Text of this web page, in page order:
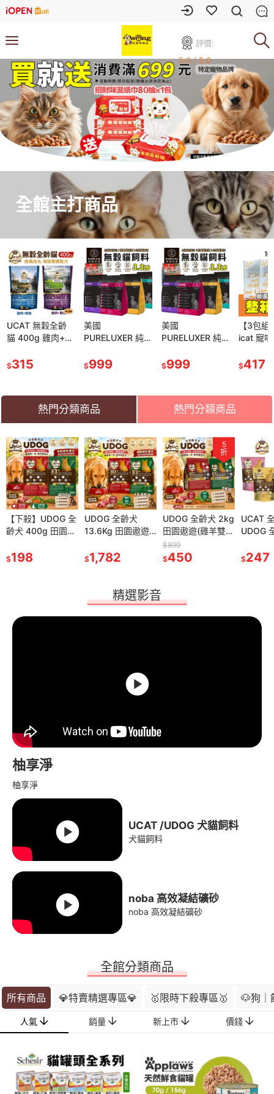
評價:
5.0 / 5.0
全館主打商品
UCAT 無穀全齡
貓 400g 雞肉+鹿
嘴亮毛 海陸雙饗
口旗艦店』
$315
美國
PURELUXER 純
orijen 無穀高蛋白
店』
$999
美國
PURELUXER 純
orijen 無穀高蛋白
店』
$999
【3包
icat 寵
磅
$417
熱門分類商品 熱門分類商品
【下殺】UDOG 全
齡犬 400g 田園遨
原盛宴(牛羊雙拼)
$198
UDOG 全齡犬
13.6Kg 田園遨遊
盛宴(牛羊雙拼) 犬
糧 狗飼料『林口旗
$1,782
5
折
UDOG 全齡犬 2kg
田園遨遊(雞羊雙
拼)｜草原盛宴(牛
羊雙拼) 犬糧 狗飼
$899
$450
UCAT
UDOG
貓糧 貓
$247
店』義
法米
低穀
『林口旗艦店』犬
貓試吃包 旅行包
法米納 愛肯拿 歐
克斯農場 自然癮食
『林口旗艦店』
Farmina 法米納｜
天然處方犬罐
300g 處方主食罐
店』
義大利 Farmina 法
米納 犬用潔牙骨7
天然藜麥 天然處方
精選影音
柚享淨
柚享淨
UCAT /UDOG 犬貓飼料
犬貓飼料
noba 高效凝結礦砂
noba 高效凝結礦砂
全館分類商品
所有商品 💎特賣精選專區💎 🥇限時下殺專區🥇 🐶狗｜
人氣 銷量 新上市 價錢